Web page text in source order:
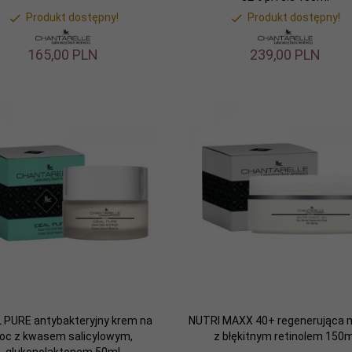
Produkt dostępny!
165,00 PLN
Produkt dostępny!
239,00 PLN
PURE antybakteryjny krem na
z kwasem salicylowym,
NUTRI MAXX 40+ regenerująca
z błękitnym retinolem